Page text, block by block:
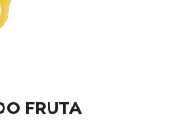
FRUTA